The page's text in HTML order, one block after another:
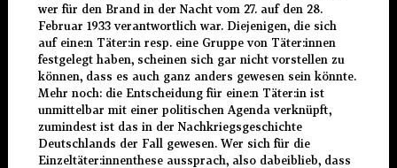
wer für den Brand in der Nacht vom 27. auf den 28.
Februar 1933 verantwortlich war. Diejenigen, die sich
auf eine:n Täter:in resp. eine Gruppe von Täter:innen
festgelegt haben, scheinen sich gar nicht vorstellen zu
können, dass es auch ganz anders gewesen sein könnte.
Mehr noch: die Entscheidung für eine:n Täter:in ist
unmittelbar mit einer politischen Agenda verknüpft,
zumindest ist das in der Nachkriegsgeschichte
Deutschlands der Fall gewesen. Wer sich für die
Einzeltäter:innenthese aussprach, also dabeiblieb, dass